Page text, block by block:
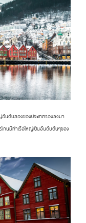
นดับสองของประเทศรองลงมา
กนมีท่าเรือใหญ่เป็นอันดับต้นๆของ